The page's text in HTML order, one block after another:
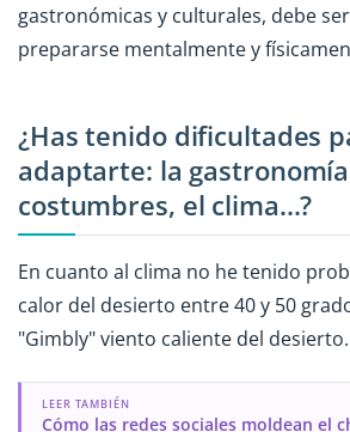
gastronómicas y culturales, debe
prepararse mentalmente y
¿Has tenido dificultades
adaptarte: la
costumbres, el clima...?
En cuanto al clima no he tenido
calor del desierto entre 40 y 50
"Gimbly" viento caliente del desierto.
LEER TAMBIÉN
Cómo las redes sociales moldean el